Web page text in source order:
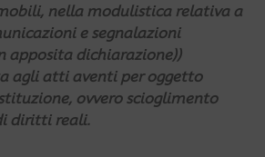
nella modulistica relativa a
e segnalazioni
apposita dichiarazione))
agli atti aventi per oggetto
ovvero scioglimento
diritti reali.